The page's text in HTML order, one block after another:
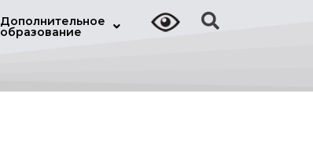
Дополнительное
образование